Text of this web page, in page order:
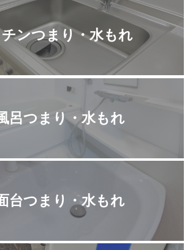
ンつまり・水もれ
呂つまり・水もれ
台つまり・水もれ